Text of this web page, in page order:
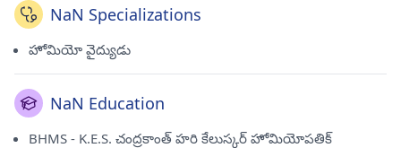
NaN Specializations
హోమియో వైద్యుడు
NaN Education
BHMS - K.E.S. చంద్రకాంత్ హరి కేలుస్కర్ హోమియోపతిక్